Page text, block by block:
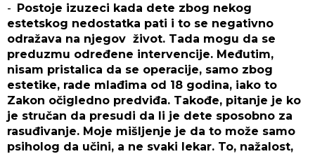
- Postoje izuzeci kada dete zbog nekog
estetskog nedostatka pati i to se negativno
odražava na njegov život. Tada mogu da se
preduzmu određene intervencije. Međutim,
nisam pristalica da se operacije, samo zbog
estetike, rade mlađima od 18 godina, iako to
Zakon očigledno predviđa. Takođe, pitanje je ko
je stručan da presudi da li je dete sposobno za
rasuđivanje. Moje mišljenje je da to može samo
psiholog da učini, a ne svaki lekar. To, nažalost,